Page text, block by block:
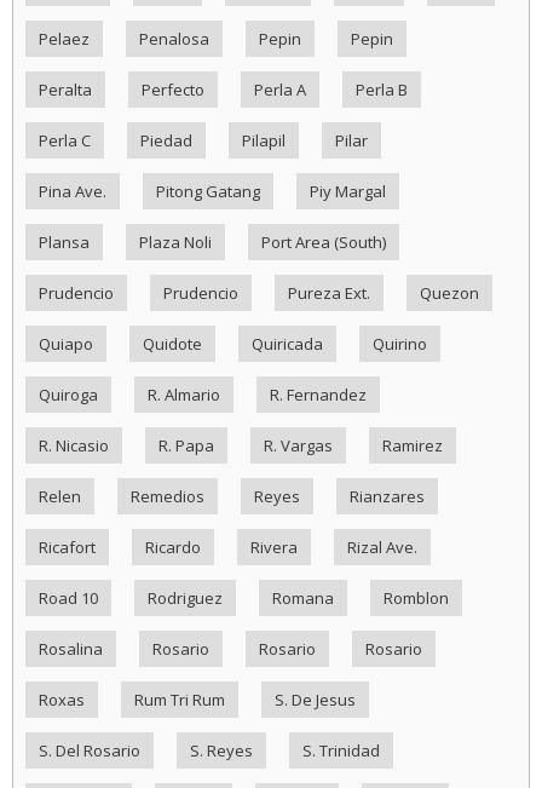
Pelaez Penalosa Pepin Pepin
Peralta Perfecto Perla A Perla B
Perla C Piedad Pilapil Pilar
Pina Ave. Pitong Gatang Piy Margal
Plansa Plaza Noli Port Area (South)
Prudencio Prudencio Pureza Ext. Quezon
Quiapo Quidote Quiricada Quirino
Quiroga R. Almario R. Fernandez
R. Nicasio R. Papa R. Vargas Ramirez
Relen Remedios Reyes Rianzares
Ricafort Ricardo Rivera Rizal Ave.
Road 10 Rodriguez Romana Romblon
Rosalina Rosario Rosario Rosario
Roxas Rum Tri Rum S. De Jesus
S. Del Rosario S. Reyes S. Trinidad